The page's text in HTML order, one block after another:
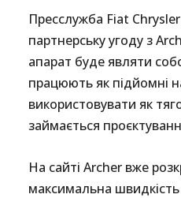
Пресслужба Fiat
партнерську угоду з
апарат буде являти
працюють як підйомні
використовувати як
займається
На сайті Archer вже
максимальна